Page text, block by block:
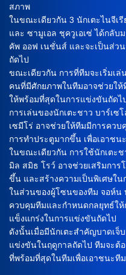
สภาพ
ในขณะเดียวกัน 3 นักเตะไนจีเ
และ ซามูเอล ชุควูเอเซ่ ได้กลับ
คัพ ออฟ เนชั่นส์ และจะเป็นส่ว
ถัดไป
ขณะเดียวกัน การที่ทีมจะเริ่มเล่
คนที่มีศักยภาพในทีมอาจช่วยใ
ให้พร้อมที่สุดในการแข่งขันถัดไ
การเล่นของนักเตะชาว บาร์เซ
เซมีโร่ อาจช่วยให้ทีมมีการคว
การทำประตูมากขึ้น เพื่อเอาชน
ในขณะเดียวกัน การใช้นักเตะ
มิล สมิธ โรว์ อาจช่วยเสริมการ
ขึ้น และสร้างความเป็นพิเศษใน
ในส่วนของผู้โซนของทีม จอห์น
ควบคุมทีมและกำหนดกลยุทธ์ใ
แข็งแกร่งในการแข่งขันถัดไป
ดังนั้นเมื่อมีนักเตะสำคัญบาดเจ็
แข่งขันในฤดูกาลถัดไป ทีมจะต้
ที่พร้อมที่สุดในทีมเพื่อเอาชนะที